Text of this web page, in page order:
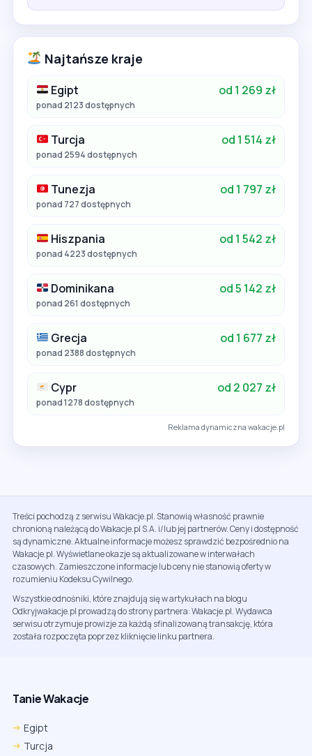
Najtańsze kraje
Egipt od 1 269 zł
ponad 2123 dostępnych
Turcja od 1 514 zł
ponad 2594 dostępnych
Tunezja od 1 797 zł
ponad 727 dostępnych
Hiszpania od 1 542 zł
ponad 4223 dostępnych
Dominikana od 5 142 zł
ponad 261 dostępnych
Grecja od 1 677 zł
ponad 2388 dostępnych
Cypr od 2 027 zł
ponad 1278 dostępnych
Reklama dynamiczna wakacje.pl
Treści pochodzą z serwisu Wakacje.pl. Stanowią własność prawnie
chronioną należącą do Wakacje.pl S.A. i/lub jej partnerów. Ceny i dostępność
są dynamiczne. Aktualne informacje możesz sprawdzić bezpośrednio na
Wakacje.pl. Wyświetlane okazje są aktualizowane w interwałach
czasowych. Zamieszczone informacje lub ceny nie stanowią oferty w
rozumieniu Kodeksu Cywilnego.
Wszystkie odnośniki, które znajdują się w artykułach na blogu
Odkryjwakacje.pl prowadzą do strony partnera: Wakacje.pl. Wydawca
serwisu otrzymuje prowizje za każdą sfinalizowaną transakcję, która
została rozpoczęta poprzez kliknięcie linku partnera.
Tanie Wakacje
Egipt
Turcja